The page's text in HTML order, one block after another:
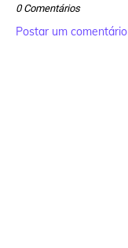
0 Comentários
Postar um comentário